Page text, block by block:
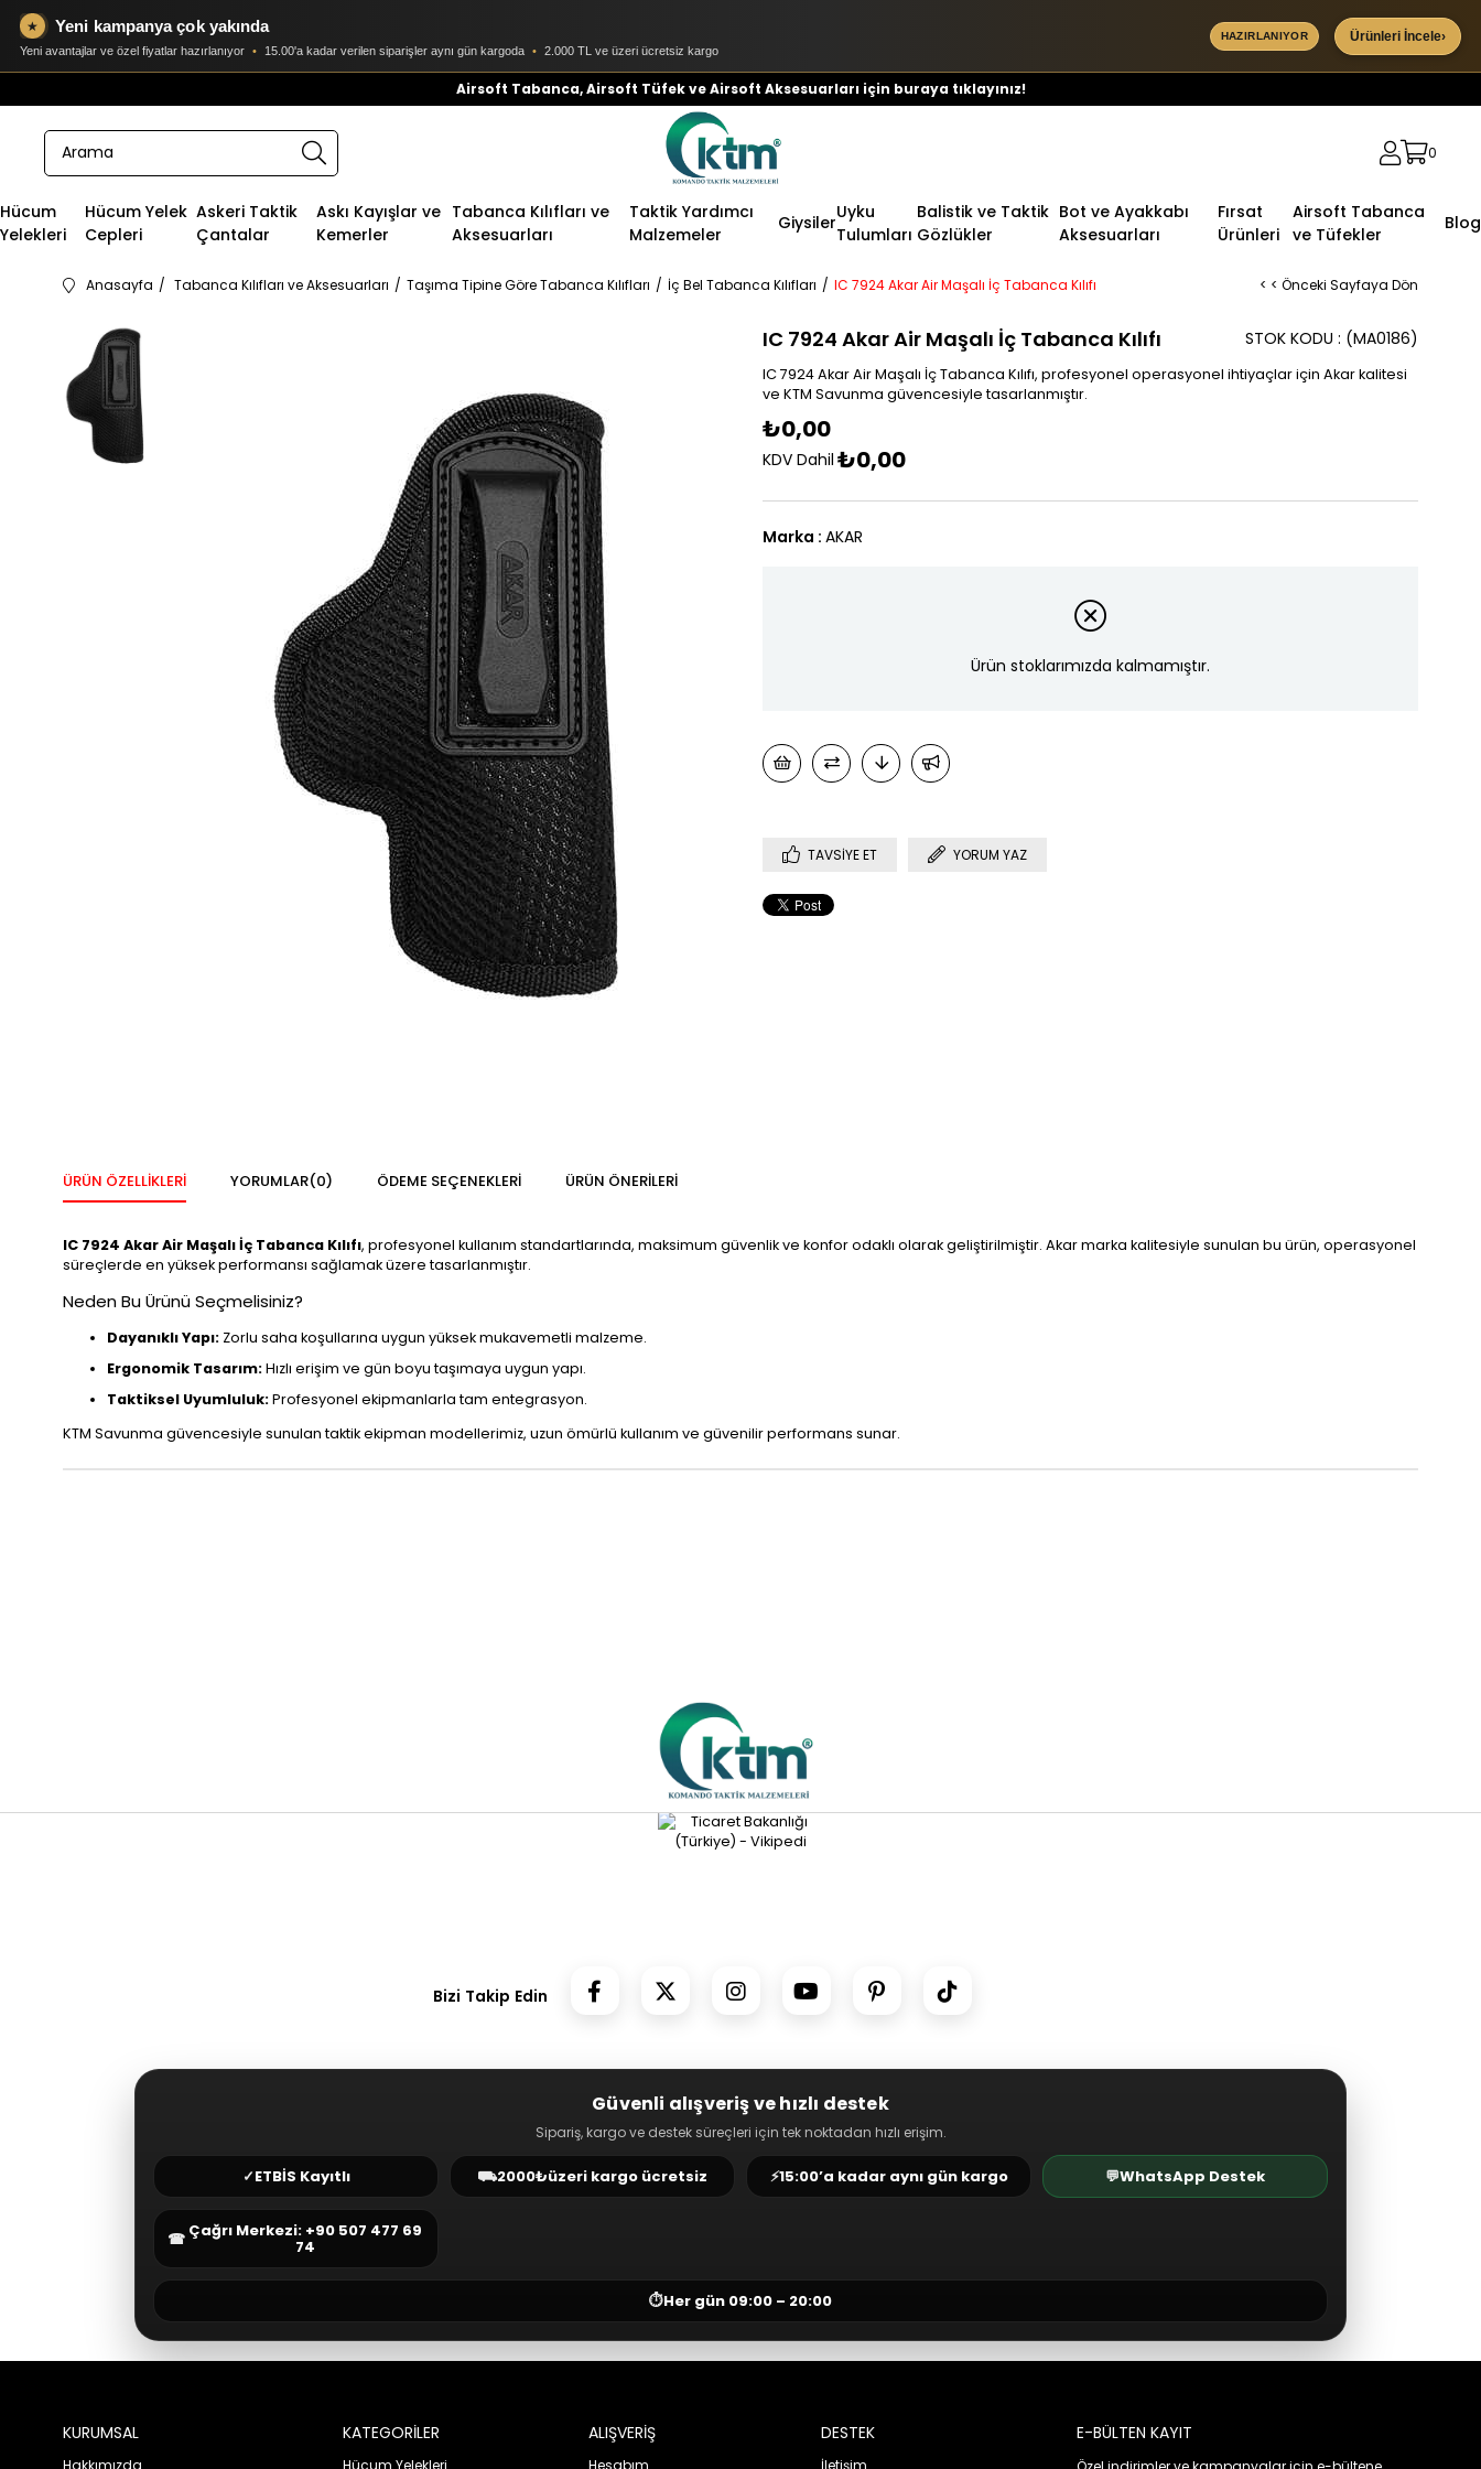
★ Yeni kampanya çok yakında
Yeni avantajlar ve özel fiyatlar hazırlanıyor • 15.00'a kadar verilen siparişler aynı gün kargoda • 2.000 TL ve üzeri ücretsiz kargo
HAZIRLANIYOR Ürünleri İncele›
Airsoft Tabanca, Airsoft Tüfek ve Airsoft Aksesuarları için buraya tıklayınız!
0
Hücum
Yelekleri
Hücum Yelek
Cepleri
Askeri Taktik
Çantalar
Askı Kayışlar ve
Kemerler
Tabanca Kılıfları ve
Aksesuarları
Taktik Yardımcı
Malzemeler
Giysiler
Uyku
Tulumları
Balistik ve Taktik
Gözlükler
Bot ve Ayakkabı
Aksesuarları
Fırsat
Ürünleri
Airsoft Tabanca
ve Tüfekler
Blog
Anasayfa Tabanca Kılıfları ve Aksesuarları Taşıma Tipine Göre Tabanca Kılıfları İç Bel Tabanca Kılıfları IC 7924 Akar Air Maşalı İç Tabanca Kılıfı < < Önceki Sayfaya Dön
IC 7924 Akar Air Maşalı İç Tabanca Kılıfı (MA0186)
STOK KODU
IC 7924 Akar Air Maşalı İç Tabanca Kılıfı, profesyonel operasyonel ihtiyaçlar için Akar kalitesi
ve KTM Savunma güvencesiyle tasarlanmıştır.
₺0,00
KDV Dahil ₺0,00
Marka : AKAR
Ürün stoklarımızda kalmamıştır.
TAVSIYE ET YORUM YAZ
ÜRÜN ÖZELLIKLERI YORUMLAR(0) ÖDEME SEÇENEKLERI ÜRÜN ÖNERILERI
IC 7924 Akar Air Maşalı İç Tabanca Kılıfı, profesyonel kullanım standartlarında, maksimum güvenlik ve konfor odaklı olarak geliştirilmiştir. Akar marka kalitesiyle sunulan bu ürün, operasyonel
süreçlerde en yüksek performansı sağlamak üzere tasarlanmıştır.
Neden Bu Ürünü Seçmelisiniz?
Dayanıklı Yapı: Zorlu saha koşullarına uygun yüksek mukavemetli malzeme.
Ergonomik Tasarım:Hızlı erişim ve gün boyu taşımaya uygun yapı.
Taktiksel Uyumluluk:Profesyonel ekipmanlarla tam entegrasyon.
KTM Savunma güvencesiyle sunulan taktik ekipman modellerimiz, uzun ömürlü kullanım ve güvenilir performans sunar.
Bizi Takip Edin
Güvenli alışveriş ve hızlı destek
Sipariş, kargo ve destek süreçleri için tek noktadan hızlı erişim.
✓ETBİS Kayıtlı ⛟2000₺üzeri kargo ücretsiz ⚡15:00’a kadar aynı gün kargo 💬WhatsApp Destek
☎ Çağrı Merkezi: +90 507 477 69
74
⏱Her gün 09:00 – 20:00
KURUMSAL KATEGORİLER ALIŞVERİŞ DESTEK E-BÜLTEN KAYIT